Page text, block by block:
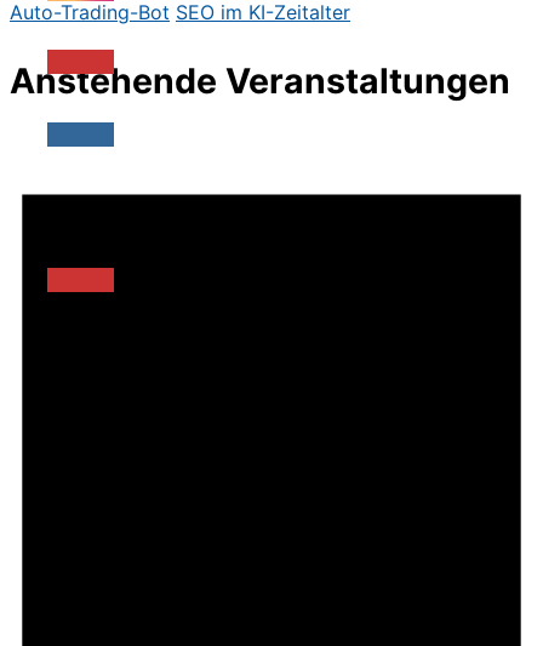
Auto-Trading-Bot SEO im KI-Zeitalter
Anstehende Veranstaltungen